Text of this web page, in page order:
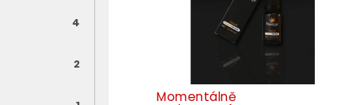
4
2
Momentálně